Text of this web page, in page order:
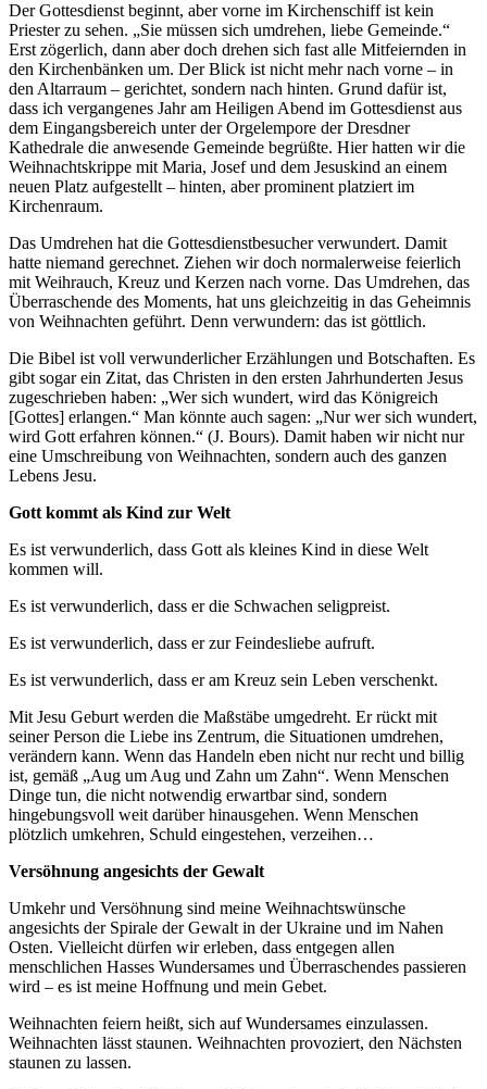
Der Gottesdienst beginnt, aber vorne im Kirchenschiff ist kein
Priester zu sehen. „Sie müssen sich umdrehen, liebe Gemeinde.“
Erst zögerlich, dann aber doch drehen sich fast alle Mitfeiernden in
den Kirchenbänken um. Der Blick ist nicht mehr nach vorne – in
den Altarraum – gerichtet, sondern nach hinten. Grund dafür ist,
dass ich vergangenes Jahr am Heiligen Abend im Gottesdienst aus
dem Eingangsbereich unter der Orgelempore der Dresdner
Kathedrale die anwesende Gemeinde begrüßte. Hier hatten wir die
Weihnachtskrippe mit Maria, Josef und dem Jesuskind an einem
neuen Platz aufgestellt – hinten, aber prominent platziert im
Kirchenraum.
Das Umdrehen hat die Gottesdienstbesucher verwundert. Damit
hatte niemand gerechnet. Ziehen wir doch normalerweise feierlich
mit Weihrauch, Kreuz und Kerzen nach vorne. Das Umdrehen, das
Überraschende des Moments, hat uns gleichzeitig in das Geheimnis
von Weihnachten geführt. Denn verwundern: das ist göttlich.
Die Bibel ist voll verwunderlicher Erzählungen und Botschaften. Es
gibt sogar ein Zitat, das Christen in den ersten Jahrhunderten Jesus
zugeschrieben haben: „Wer sich wundert, wird das Königreich
[Gottes] erlangen.“ Man könnte auch sagen: „Nur wer sich wundert,
wird Gott erfahren können.“ (J. Bours). Damit haben wir nicht nur
eine Umschreibung von Weihnachten, sondern auch des ganzen
Lebens Jesu.
Gott kommt als Kind zur Welt
Es ist verwunderlich, dass Gott als kleines Kind in diese Welt
kommen will.
Es ist verwunderlich, dass er die Schwachen seligpreist.
Es ist verwunderlich, dass er zur Feindesliebe aufruft.
Es ist verwunderlich, dass er am Kreuz sein Leben verschenkt.
Mit Jesu Geburt werden die Maßstäbe umgedreht. Er rückt mit
seiner Person die Liebe ins Zentrum, die Situationen umdrehen,
verändern kann. Wenn das Handeln eben nicht nur recht und billig
ist, gemäß „Aug um Aug und Zahn um Zahn“. Wenn Menschen
Dinge tun, die nicht notwendig erwartbar sind, sondern
hingebungsvoll weit darüber hinausgehen. Wenn Menschen
plötzlich umkehren, Schuld eingestehen, verzeihen…
Versöhnung angesichts der Gewalt
Umkehr und Versöhnung sind meine Weihnachtswünsche
angesichts der Spirale der Gewalt in der Ukraine und im Nahen
Osten. Vielleicht dürfen wir erleben, dass entgegen allen
menschlichen Hasses Wundersames und Überraschendes passieren
wird – es ist meine Hoffnung und mein Gebet.
Weihnachten feiern heißt, sich auf Wundersames einzulassen.
Weihnachten lässt staunen. Weihnachten provoziert, den Nächsten
staunen zu lassen.